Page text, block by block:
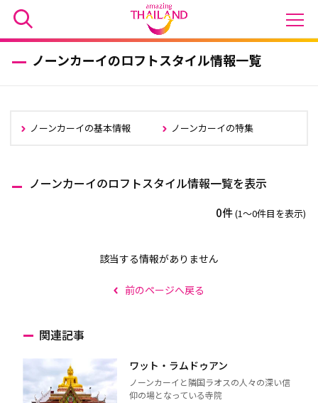
ノーンカーイのロフトスタイル情報一覧
ノーンカーイの基本情報 ノーンカーイの特集
ノーンカーイのロフトスタイル情報一覧を表示
0件(1〜0件目を表示)
該当する情報がありません
前のページへ戻る
関連記事
ワット・ラムドゥアン
ノーンカーイと隣国ラオスの人々の深い信
仰の場となっている寺院